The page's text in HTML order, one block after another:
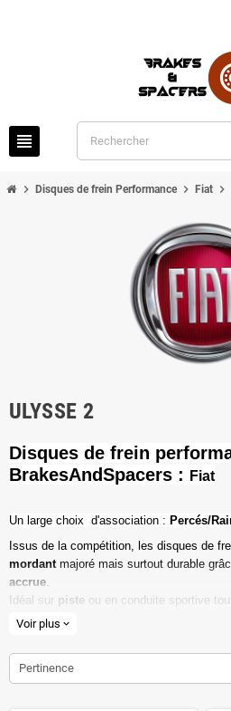
view_headline
chevron_right Disques de frein Performance chevron_right Fiat chevron_right
ULYSSE 2
Disques de frein
BrakesAndSpacers :
Fiat
Un l arge choix d'association : Percés/
Issus de la compétition, les disques de
mordant majoré mais surtout durable
accrue.
Idéal sur piste ou en conduite sportive
route ouverte.
Voir plus expand_more
Pertinence